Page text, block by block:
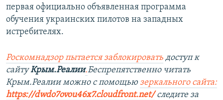
первая официально объявленная программа
обучения украинских пилотов на западных
истребителях.
Роскомнадзор пытается заблокировать доступ к
сайтуКрым.Реалии.Беспрепятственно читать
Крым.Реалии можно с помощью зеркального сайта:
https://dwdo7ovou46x7.cloudfront.net/ следите за